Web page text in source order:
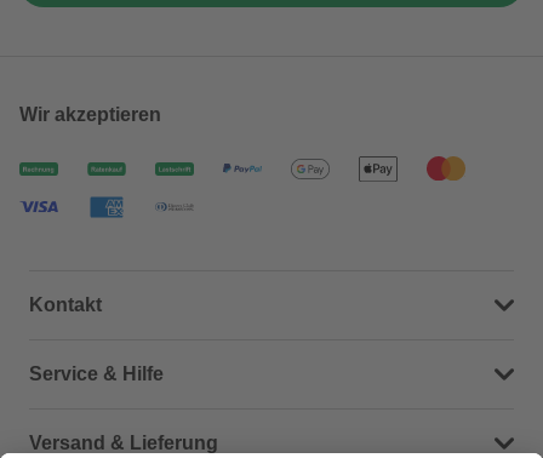
Wir akzeptieren
Kontakt
Dein Kontakt zu uns
Service & Hilfe
Häufige Fragen (FAQ)
Versand & Lieferung